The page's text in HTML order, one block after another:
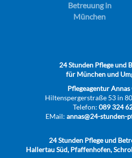
24 Stunden Pflege und
für München und
Pflegeagentur Annas
Hiltenspergerstraße 53 in
Telefon: 089 324
EMail: annas@24-stunden-
24 Stunden Pflege und
Hallertau Süd, Pfaffenhofen,